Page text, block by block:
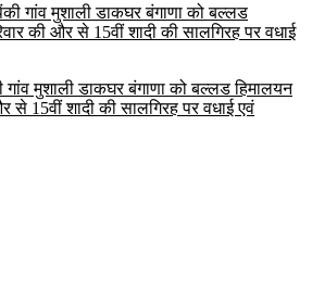
गांव मुशाली डाकघर बंगाणा को बल्लड हिमालयन
से 15वीं शादी की सालगिरह पर वधाई एवं